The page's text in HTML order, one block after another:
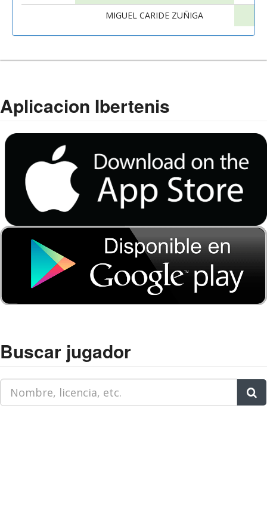
MIGUEL CARIDE ZUÑIGA
Aplicacion Ibertenis
Buscar jugador